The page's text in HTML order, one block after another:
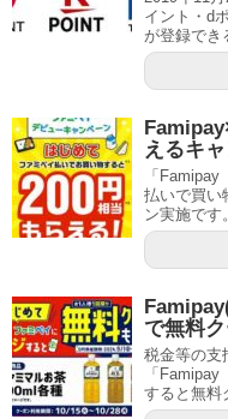
イント・d
が登録でき
えるキ
「
払いで買い
ン実施です
で無料
税金等の支
「
すると無料